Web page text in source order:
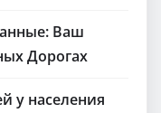
Ваш
Дорогах
у населения